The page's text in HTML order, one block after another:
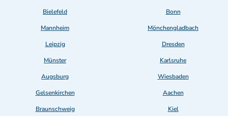
Bielefeld
Bonn
Mannheim
Mönchengladbach
Leipzig
Dresden
Münster
Karlsruhe
Augsburg
Wiesbaden
Gelsenkirchen
Aachen
Braunschweig
Kiel